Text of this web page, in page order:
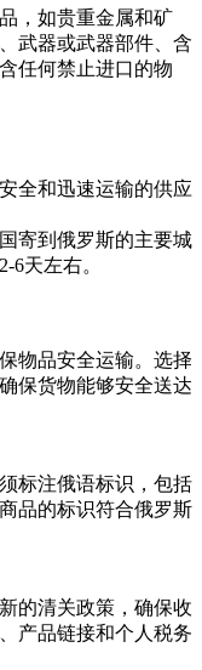
，如贵重金属和矿
武器或武器部件、含
任何禁止进口的物
全和迅速运输的供应
寄到俄罗斯的主要城
6天左右。
物品安全运输。选择
保货物能够安全送达
标注俄语标识，包括
品的标识符合俄罗斯
的清关政策，确保收
产品链接和个人税务